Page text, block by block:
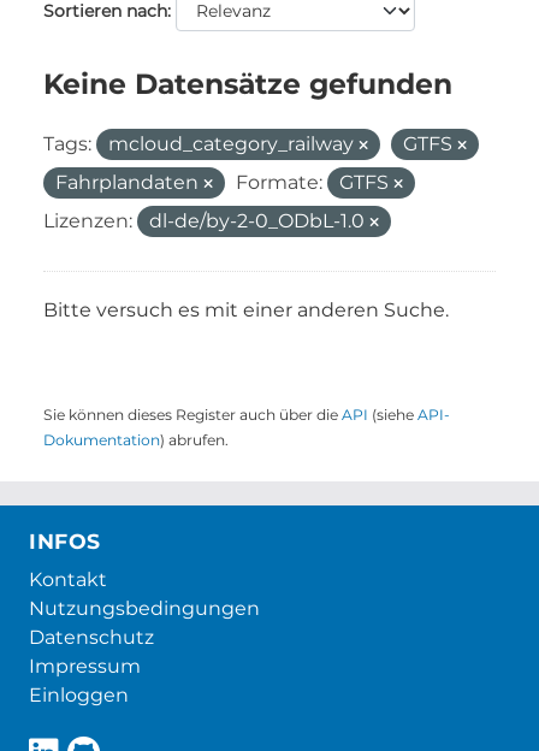
Sortieren nach
Keine Datensätze gefunden
Tags: mcloud_category_railway
GTFS
Fahrplandaten
Formate:
GTFS
Lizenzen:
dl-de/by-2-0_ODbL-1.0
Bitte versuch es mit einer anderen Suche.
Sie können dieses Register auch über die API (siehe API-
Dokumentation) abrufen.
INFOS
Kontakt
Nutzungsbedingungen
Datenschutz
Impressum
Einloggen